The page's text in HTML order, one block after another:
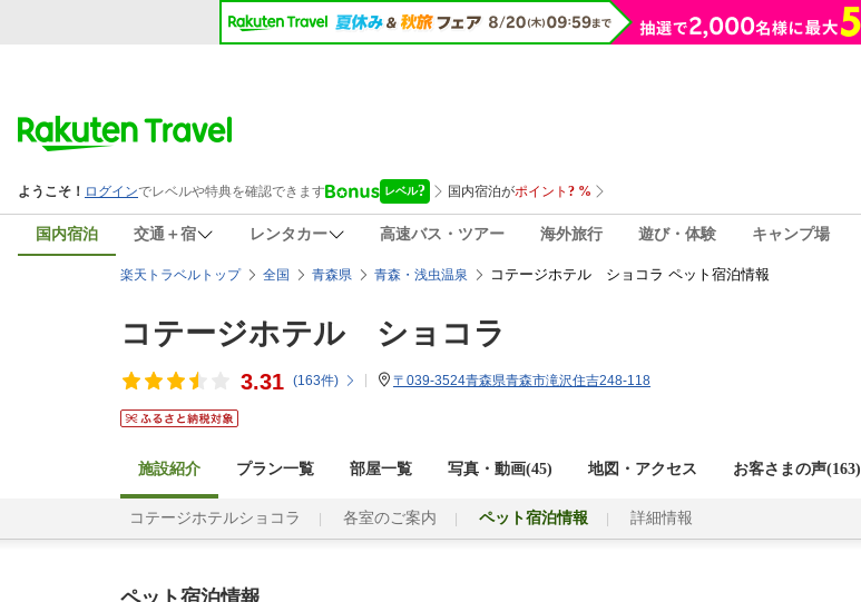
国内宿泊 交通＋宿 レンタカー 高速バス・ツアー 海外旅行 遊び・体験 キャンプ場
楽天トラベルトップ 全国 青森県 青森・浅虫温泉 コテージホテル ショコラ ペット宿泊情報
コテージホテル ショコラ
3.31 (163件) 〒039-3524青森県青森市滝沢住吉248-118
施設紹介 プラン一覧 部屋一覧 写真・動画(45) 地図・アクセス お客さまの声(163)
コテージホテルショコラ 各室のご案内 ペット宿泊情報 詳細情報
ペット宿泊情報